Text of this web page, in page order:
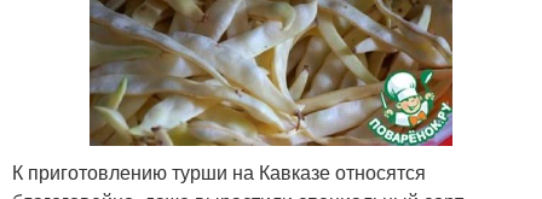
К приготовлению турши на Кавказе относятся